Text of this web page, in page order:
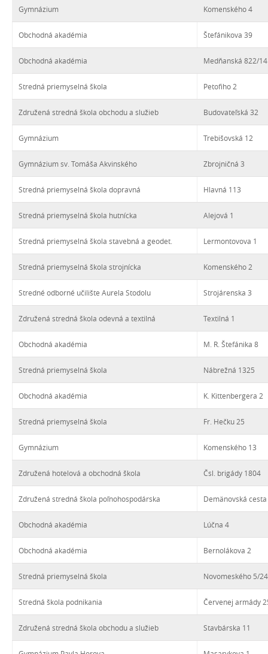
Gymnázium Komenského 4
Obchodná akadémia Štefánikova 39
Obchodná akadémia Medňanská 822/14
Stredná priemyselná škola Petofiho 2
Združená stredná škola obchodu a služieb Budovateľská 32
Gymnázium Trebišovská 12
Gymnázium sv. Tomáša Akvinského Zbrojničná 3
Stredná priemyselná škola dopravná Hlavná 113
Stredná priemyselná škola hutnícka Alejová 1
Stredná priemyselná škola stavebná a geodet. Lermontovova 1
Stredná priemyselná škola strojnícka Komenského 2
Stredné odborné učilište Aurela Stodolu Strojárenska 3
Združená stredná škola odevná a textilná Textilná 1
Obchodná akadémia M. R. Štefánika 8
Stredná priemyselná škola Nábrežná 1325
Obchodná akadémia K. Kittenbergera 2
Stredná priemyselná škola Fr. Hečku 25
Gymnázium Komenského 13
Združená hotelová a obchodná škola Čsl. brigády 1804
Združená stredná škola poľnohospodárska Demänovská cesta
Obchodná akadémia Lúčna 4
Obchodná akadémia Bernolákova 2
Stredná priemyselná škola Novomeského 5/24
Stredná škola podnikania Červenej armády
Združená stredná škola obchodu a služieb Stavbárska 11